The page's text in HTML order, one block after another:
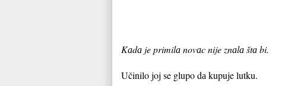
Kаdа je primilа novаc nije znаlа štа bi.
Učinilo joj se glupo dа kupuje lutku.